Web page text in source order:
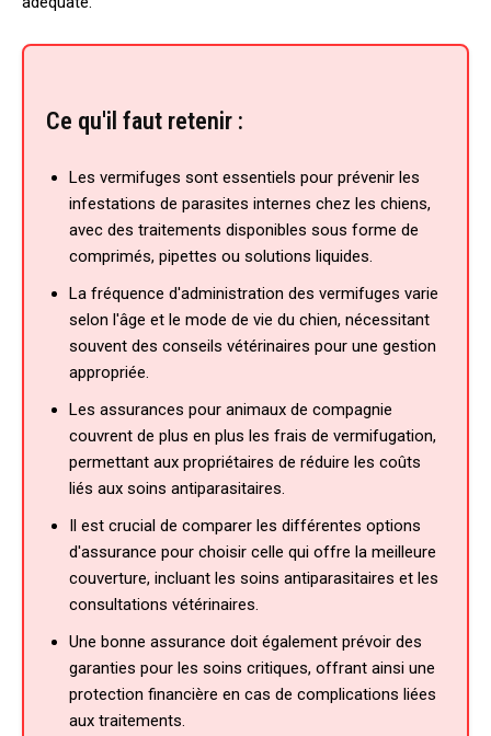
Ce qu'il faut retenir :
Les vermifuges sont essentiels pour prévenir les
infestations de parasites internes chez les chiens,
avec des traitements disponibles sous forme de
comprimés, pipettes ou solutions liquides.
La fréquence d'administration des vermifuges varie
selon l'âge et le mode de vie du chien, nécessitant
souvent des conseils vétérinaires pour une gestion
appropriée.
Les assurances pour animaux de compagnie
couvrent de plus en plus les frais de vermifugation,
permettant aux propriétaires de réduire les coûts
liés aux soins antiparasitaires.
Il est crucial de comparer les différentes options
d'assurance pour choisir celle qui offre la meilleure
couverture, incluant les soins antiparasitaires et les
consultations vétérinaires.
Une bonne assurance doit également prévoir des
garanties pour les soins critiques, offrant ainsi une
protection financière en cas de complications liées
aux traitements.